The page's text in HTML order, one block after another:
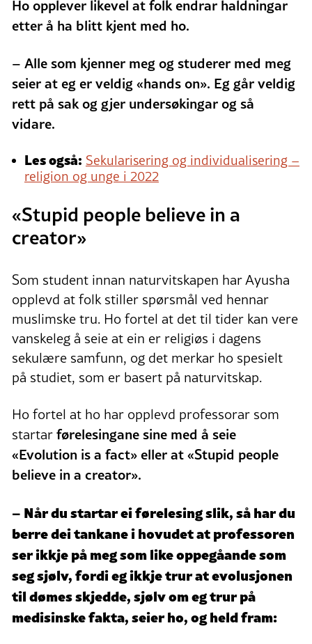
Ho opplever likevel at folk endrar haldningar
etter å ha blitt kjent med ho.
– Alle som kjenner meg og studerer med meg
seier at eg er veldig «hands on». Eg går veldig
rett på sak og gjer undersøkingar og så
vidare.
Les også: Sekularisering og individualisering –
religion og unge i 2022
«Stupid people believe in a
creator»
Som student innan naturvitskapen har Ayusha
opplevd at folk stiller spørsmål ved hennar
muslimske tru. Ho fortel at det til tider kan vere
vanskeleg å seie at ein er religiøs i dagens
sekulære samfunn, og det merkar ho spesielt
på studiet, som er basert på naturvitskap.
Ho fortel at ho har opplevd professorar som
startarførelesingane sine med å seie
«Evolution is a fact» eller at «Stupid people
believe in a creator».
– Når du startar ei førelesing slik, så har du
berre dei tankane i hovudet at professoren
ser ikkje på meg som like oppegåande som
seg sjølv, fordi eg ikkje trur at evolusjonen
til dømes skjedde, sjølv om eg trur på
medisinske fakta, seier ho, og held fram: